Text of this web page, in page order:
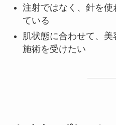
注射ではなく、針を
ている
肌状態に合わせて、
施術を受けたい